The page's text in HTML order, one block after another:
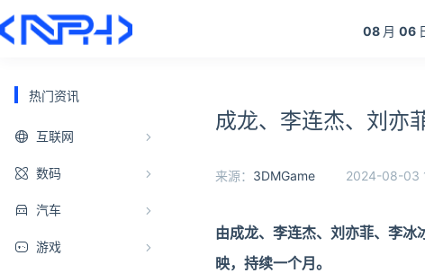
08 月 06
热门资讯
互联网
数码
汽车
游戏
成龙、李连杰、刘亦
来源： 3DMGame 2024-08-03
由成龙、李连杰、刘亦菲、李
映，持续一个月。